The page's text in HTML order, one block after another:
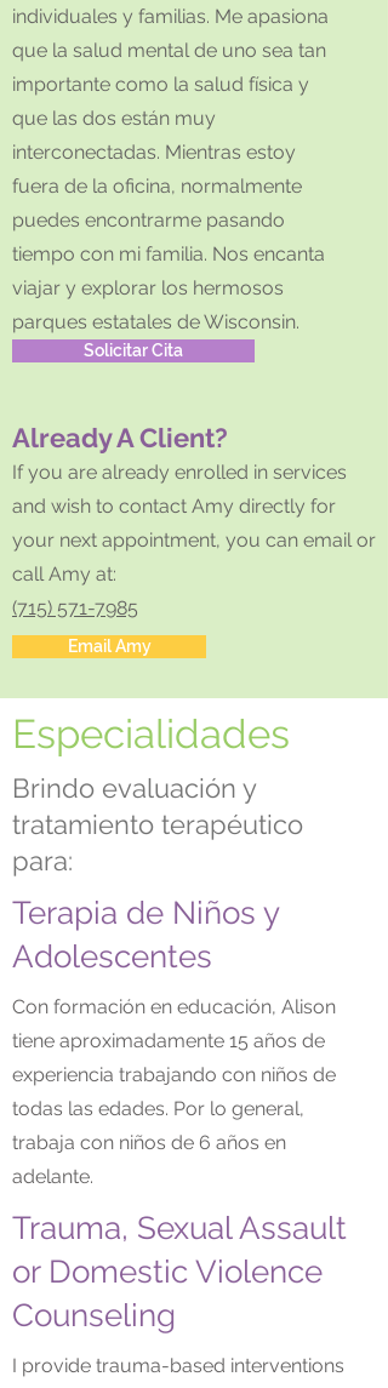
individuales y familias. Me apasiona
que la salud mental de uno sea tan
importante como la salud física y
que las dos están muy
interconectadas. Mientras estoy
fuera de la oficina, normalmente
puedes encontrarme pasando
tiempo con mi familia. Nos encanta
viajar y explorar los hermosos
parques estatales de Wisconsin.
Solicitar Cita
Already A Client?
If you are already enrolled in services
and wish to contact Amy directly for
your next appointment, you can email or
call Amy at:
(715) 571-7985
Email Amy
Especialidades
Brindo evaluación y
tratamiento terapéutico
para:
Terapia de Niños y
Adolescentes
Con formación en educación, Alison
tiene aproximadamente 15 años de
experiencia trabajando con niños de
todas las edades. Por lo general,
trabaja con niños de 6 años en
adelante.
Trauma, Sexual Assault
or Domestic Violence
Counseling
I provide trauma-based interventions